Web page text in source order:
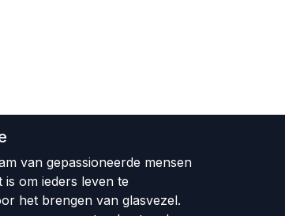
van gepassioneerde mensen
is om ieders leven te
het brengen van glasvezel.